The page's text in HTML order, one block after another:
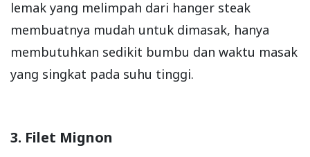
lemak yang melimpah dari hanger steak
membuatnya mudah untuk dimasak, hanya
membutuhkan sedikit bumbu dan waktu masak
yang singkat pada suhu tinggi.
3. Filet Mignon